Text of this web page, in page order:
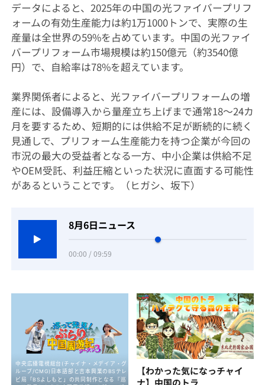
データによると、2025年の中国の光ファイバープリフ
ォームの有効生産能力は約1万1000トンで、実際の生
産量は全世界の59%を占めています。中国の光ファイ
バープリフォーム市場規模は約150億元（約3540億
円）で、自給率は78%を超えています。
業界関係者によると、光ファイバープリフォームの増
産には、設備導入から量産立ち上げまで通常18〜24カ
月を要するため、短期的には供給不足が断続的に続く
見通しで、プリフォーム生産能力を持つ企業が今回の
市況の最大の受益者となる一方、中小企業は供給不足
やOEM受託、利益圧縮といった状況に直面する可能性
があるということです。（ヒガシ、坂下）
8月6日ニュース
00:00 / 09:59
【わかった気になっチャイ
ナ】中国のトラ